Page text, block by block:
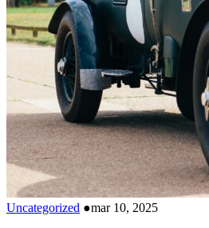
Uncategorized ●mar 10, 2025